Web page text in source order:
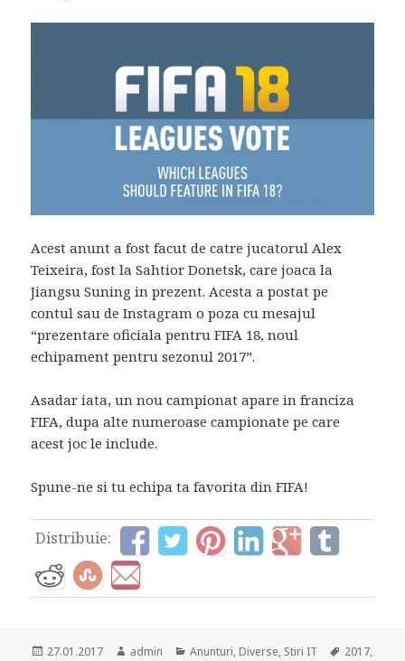
Acest anunt a fost facut de catre jucatorul Alex
Teixeira, fost la Sahtior Donetsk, care joaca la
Jiangsu Suning in prezent. Acesta a postat pe
contul sau de Instagram o poza cu mesajul
“prezentare oficiala pentru FIFA 18, noul
echipament pentru sezonul 2017”.
Asadar iata, un nou campionat apare in franciza
FIFA, dupa alte numeroase campionate pe care
acest joc le include.
Spune-ne si tu echipa ta favorita din FIFA!
Distribuie:
Posted
27.01.2017 Author
admin Categories
Anunturi, Diverse, Stiri IT Tags
2017,